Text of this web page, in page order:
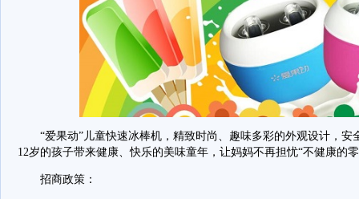
“爱果动”儿童快速冰棒机，精致时尚、趣味多彩的外观设计，安
12岁的孩子带来健康、快乐的美味童年，让妈妈不再担忧“不健康的
招商政策：